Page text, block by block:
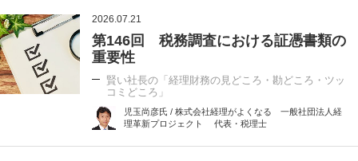
2026.07.21
第146回 税務調査における証憑書類の
重要性
賢い社長の「経理財務の見どころ・勘どころ・ツッ
コミどころ」
児玉尚彦氏 / 株式会社経理がよくなる 一般社団法人経
理革新プロジェクト 代表・税理士